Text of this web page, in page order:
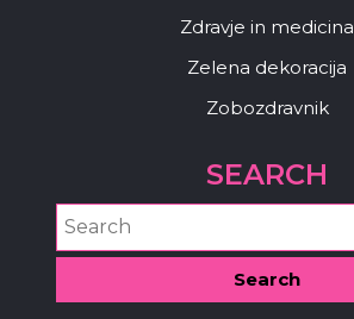
Zdravje in medicina
Zelena dekoracija
Zobozdravnik
SEARCH